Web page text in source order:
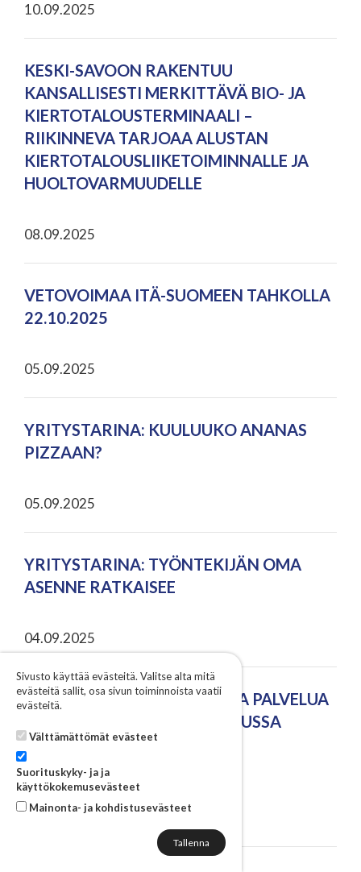
10.09.2025
KESKI-SAVOON RAKENTUU
KANSALLISESTI MERKITTÄVÄ BIO- JA
KIERTOTALOUSTERMINAALI –
RIIKINNEVA TARJOAA ALUSTAN
KIERTOTALOUSLIIKETOIMINNALLE JA
HUOLTOVARMUUDELLE
08.09.2025
VETOVOIMAA ITÄ-SUOMEEN TAHKOLLA
22.10.2025
05.09.2025
YRITYSTARINA: KUULUUKO ANANAS
PIZZAAN?
05.09.2025
YRITYSTARINA: TYÖNTEKIJÄN OMA
ASENNE RATKAISEE
04.09.2025
MAAKUNNALLINEN PARASTA PALVELUA
-KILPAILU KÄYNNISTYY – HAUSSA
MAAKUNTATASOINEN
BRÄNDIKOKEMUS!
03.09.2025
Sivusto käyttää evästeitä. Valitse alta mitä
evästeitä sallit, osa sivun toiminnoista vaatii
evästeitä.
Välttämättömät evästeet
Suorituskyky- ja ja
käyttökokemusevästeet
Mainonta- ja kohdistusevästeet